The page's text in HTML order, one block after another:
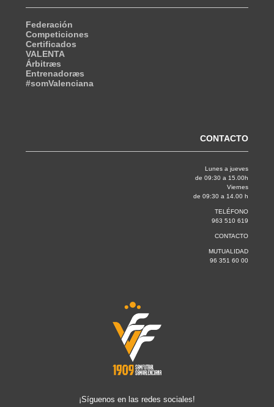
Federación
Competiciones
Certificados
VALENTA
Árbitræs
Entrenadoræs
#somValenciana
CONTACTO
Lunes a jueves
de 09:30 a 15.00h
Viernes
de 09:30 a 14.00 h
TELÉFONO
963 510 619
CONTACTO
MUTUALIDAD
96 351 60 00
¡Síguenos en las redes sociales!